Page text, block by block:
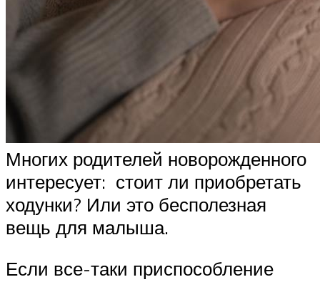
Многих родителей новорожденного
интересует: стоит ли приобретать
ходунки? Или это бесполезная
вещь для малыша.
Если все-таки приспособление